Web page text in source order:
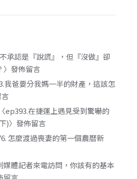
承認是『說謊』，但『沒做』卻
〉發佈留言
我爸要分我媽一半的財產，這該怎
ep393.在捷運上遇見受到驚嚇的
)〉發佈留言
怎麼渡過喪妻的第一個農曆新
媒體記者來電訪問，你該有的基本